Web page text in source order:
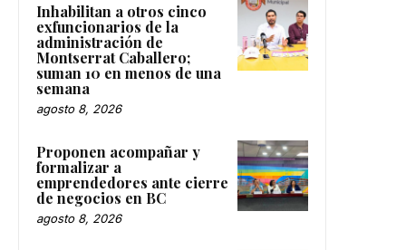
Inhabilitan a otros cinco
exfuncionarios de la
administración de
Montserrat Caballero;
suman 10 en menos de una
semana
agosto 8, 2026
Proponen acompañar y
formalizar a
emprendedores ante cierre
de negocios en BC
agosto 8, 2026